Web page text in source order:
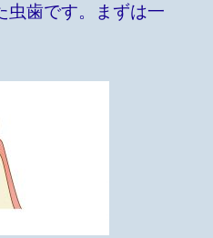
虫歯です。まずは一